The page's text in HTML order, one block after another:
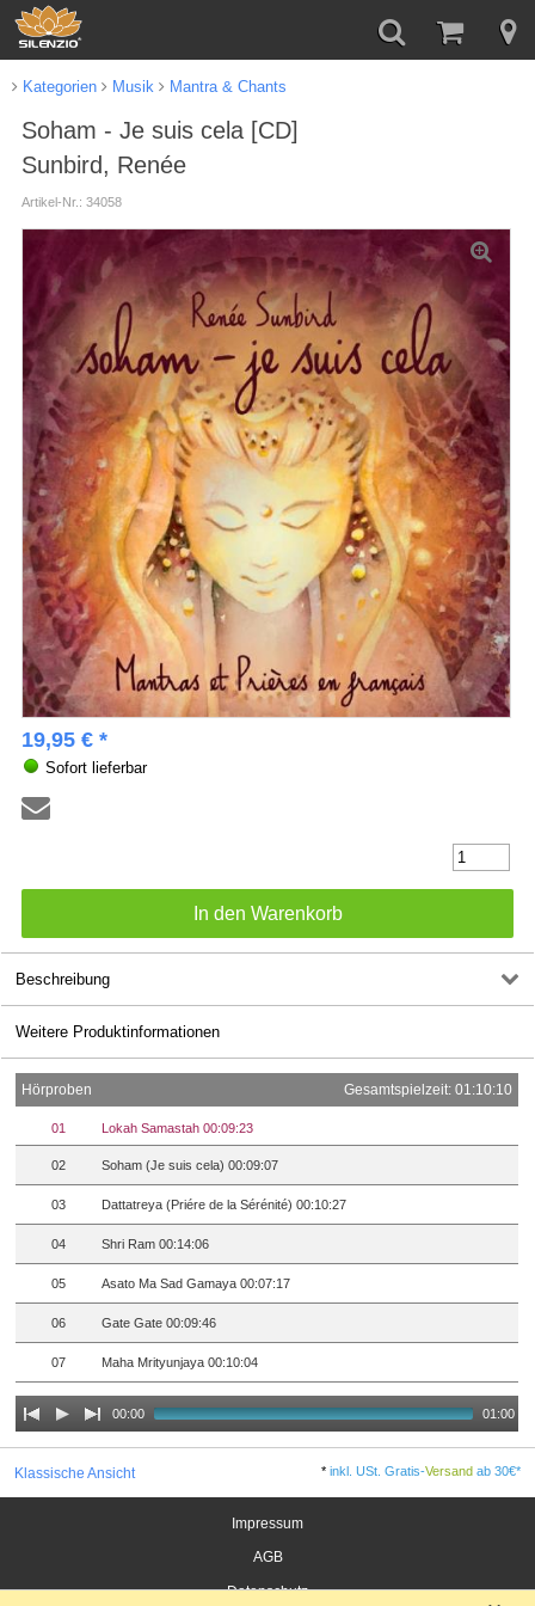
Kategorien Musik Mantra & Chants
Soham - Je suis cela [CD]
Sunbird, Renée
Artikel-Nr.: 34058
19,95 € *
Sofort lieferbar
Beschreibung
Weitere Produktinformationen
Hörproben Gesamtspielzeit: 01:10:10
01 Lokah Samastah 00:09:23
02 Soham (Je suis cela) 00:09:07
03 Dattatreya (Priére de la Sérénité) 00:10:27
04 Shri Ram 00:14:06
05 Asato Ma Sad Gamaya 00:07:17
06 Gate Gate 00:09:46
07 Maha Mrityunjaya 00:10:04
00:00 01:00
Klassische Ansicht *inkl. USt. Gratis-Versand ab 30€*
Impressum
AGB
Datenschutz